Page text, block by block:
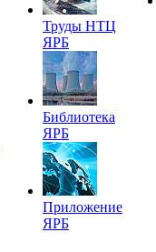
Труды НТЦ
ЯРБ
Библиотека
ЯРБ
Приложение
ЯРБ